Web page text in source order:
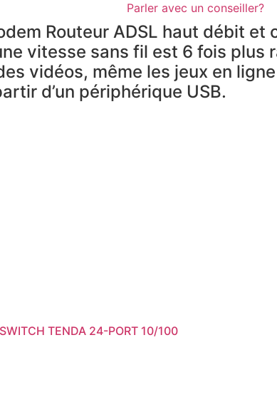
Parler avec un conseiller?
Routeur ADSL haut débit
vitesse sans fil est 6 fois
vidéos, même les jeux en
d’un périphérique USB.
SWITCH TENDA 24-PORT 10/100